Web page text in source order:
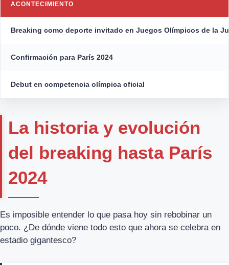
ACONTECIMIENTO
Breaking como deporte invitado en Juegos Olímpicos de la
Confirmación para París 2024
Debut en competencia olímpica oficial
La historia y evolución
del breaking hasta París
2024
Es imposible entender lo que pasa hoy sin rebobinar un
poco. ¿De dónde viene todo esto que ahora se celebra en
estadio gigantesco?